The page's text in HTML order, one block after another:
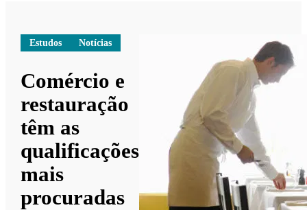
Estudos Notícias
Comércio e
restauração
têm as
qualificações
mais
procuradas